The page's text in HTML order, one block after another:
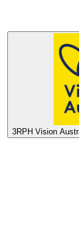
3RPH Vision